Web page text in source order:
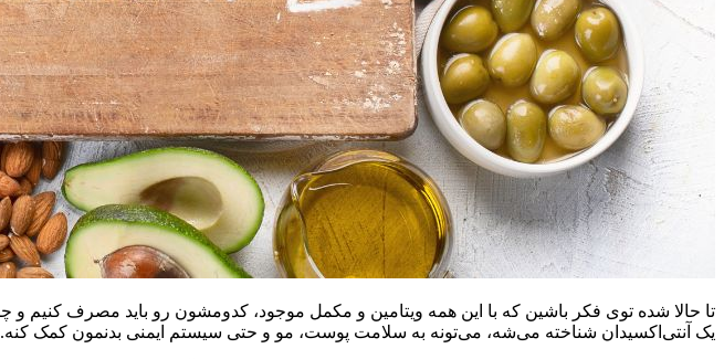
یک آنتی‌اکسیدان شناخته می‌شه، می‌تونه به سلامت پوست، مو و حتی سیستم ایمنی بدنمون کمک کنه.